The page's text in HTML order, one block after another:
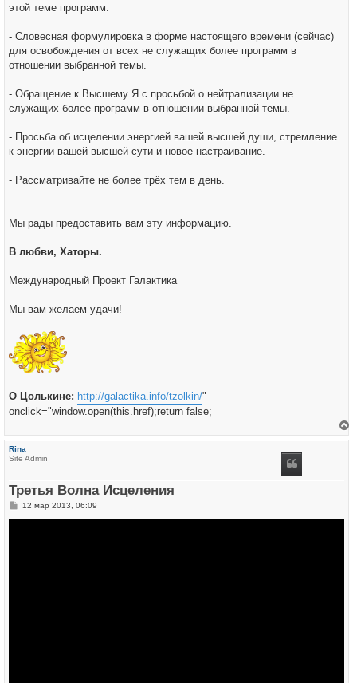
этой теме программ.
- Словесная формулировка в форме настоящего времени (сейчас)
для освобождения от всех не служащих более программ в
отношении выбранной темы.
- Обращение к Высшему Я с просьбой о нейтрализации не
служащих более программ в отношении выбранной темы.
- Просьба об исцелении энергией вашей высшей души, стремление
к энергии вашей высшей сути и новое настраивание.
- Рассматривайте не более трёх тем в день.
Мы рады предоставить вам эту информацию.
В любви, Хаторы.
Международный Проект Галактика
Мы вам желаем удачи!
О Цолькине: http://galactika.info/tzolkin/"
onclick="window.open(this.href);return false;
Rina
Site Admin
Третья Волна Исцеления
С12 мар 2013, 06:09